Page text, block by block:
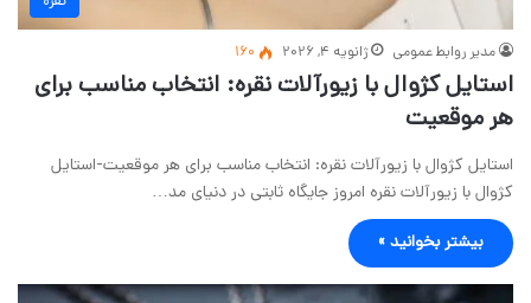
مدیر روابط عمومی ژانویه 4, 2026 160
استایل کژوال با زیورآلات نقره: انتخاب مناسب برای
هر موقعیت
استایل کژوال با زیورآلات نقره: انتخاب مناسب برای هر موقعیت-استایل
کژوال با زیورآلات نقره امروز جایگاه ثابتی در دنیای مد…
بیشتر بخوانید »